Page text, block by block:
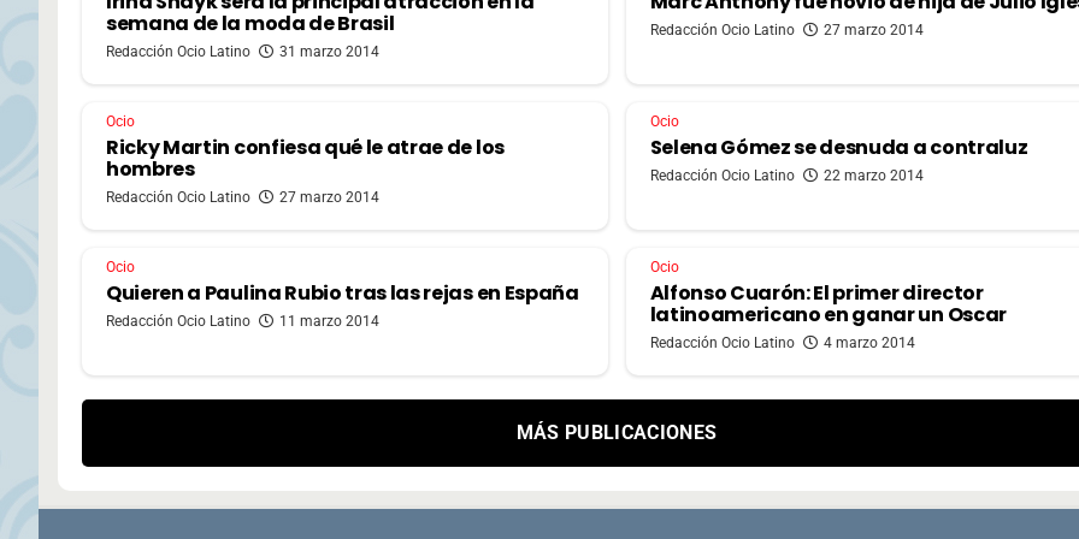
semana de la moda de Brasil
Redacción Ocio Latino 31 marzo 2014
Redacción Ocio Latino 27 marzo 2014
Ocio
Ricky Martin confiesa qué le atrae de los
hombres
Redacción Ocio Latino 27 marzo 2014
Ocio
Selena Gómez se desnuda a contraluz
Redacción Ocio Latino 22 marzo 2014
Ocio
Quieren a Paulina Rubio tras las rejas en España
Redacción Ocio Latino 11 marzo 2014
Ocio
Alfonso Cuarón: El primer director
latinoamericano en ganar un Oscar
Redacción Ocio Latino 4 marzo 2014
MÁS PUBLICACIONES